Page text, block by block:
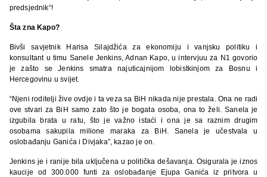
predsjednik“!
Šta zna Kapo?
Bivši savjetnik Harisa Silajdžića za ekonomiju i vanjsku politiku i
konsultant u timu Sanele Jenkins, Adnan Kapo, u intervjuu za N1 govorio
je zašto se Jenkins smatra najuticajnijom lobistkinjom za Bosnu i
Hercegovinu u svijet.
“Njeni roditelji žive ovdje i ta veza sa BiH nikada nije prestala. Ona ne radi
ove stvari za BiH samo zato što je bogata osoba, ona to želi. Sanela je
izgubila brata u ratu, što je važno istaći i ona je sa raznim drugim
osobama sakupila milione maraka za BiH. Sanela je učestvala u
oslobađanju Ganića i Divjaka”, kazao je on.
Jenkins je i ranije bila uključena u politička dešavanja. Osigurala je iznos
kaucije od 300.000 funti za oslobađanje Ejupa Ganića iz pritvora u